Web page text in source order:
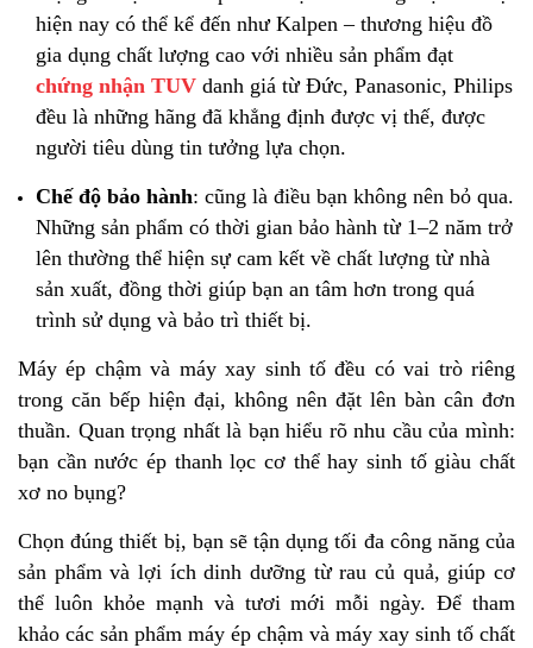
hiện nay có thể kể đến như Kalpen – thương hiệu đồ
gia dụng chất lượng cao với nhiều sản phẩm đạt
chứng nhận TUV danh giá từ Đức, Panasonic, Philips
đều là những hãng đã khẳng định được vị thế, được
người tiêu dùng tin tưởng lựa chọn.
Chế độ bảo hành: cũng là điều bạn không nên bỏ qua.
Những sản phẩm có thời gian bảo hành từ 1–2 năm trở
lên thường thể hiện sự cam kết về chất lượng từ nhà
sản xuất, đồng thời giúp bạn an tâm hơn trong quá
trình sử dụng và bảo trì thiết bị.
Máy ép chậm và máy xay sinh tố đều có vai trò riêng
trong căn bếp hiện đại, không nên đặt lên bàn cân đơn
thuần. Quan trọng nhất là bạn hiểu rõ nhu cầu của mình:
bạn cần nước ép thanh lọc cơ thể hay sinh tố giàu chất
xơ no bụng?
Chọn đúng thiết bị, bạn sẽ tận dụng tối đa công năng của
sản phẩm và lợi ích dinh dưỡng từ rau củ quả, giúp cơ
thể luôn khỏe mạnh và tươi mới mỗi ngày. Để tham
khảo các sản phẩm máy ép chậm và máy xay sinh tố chất